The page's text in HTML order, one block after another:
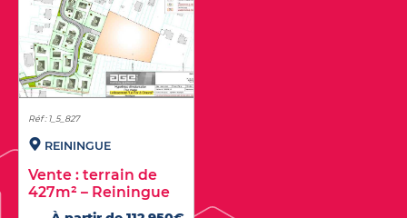
Réf : 1_5_827
REININGUE
Vente : terrain de
427m² – Reiningue